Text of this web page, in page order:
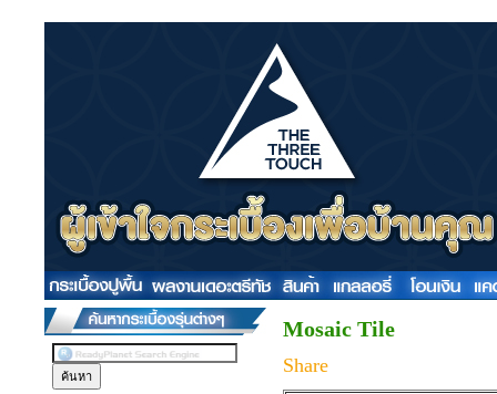
Mosaic Tile
Share